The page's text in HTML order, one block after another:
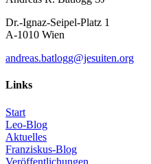
Dr.-Ignaz-Seipel-Platz 1
A-1010 Wien
andreas.batlogg@jesuiten.org
Links
Start
Leo-Blog
Aktuelles
Franziskus-Blog
Veröffentlichungen